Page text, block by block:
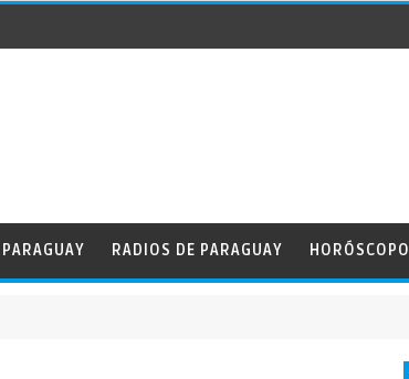
RADIOS DE PARAGUAY HORÓSCOPO